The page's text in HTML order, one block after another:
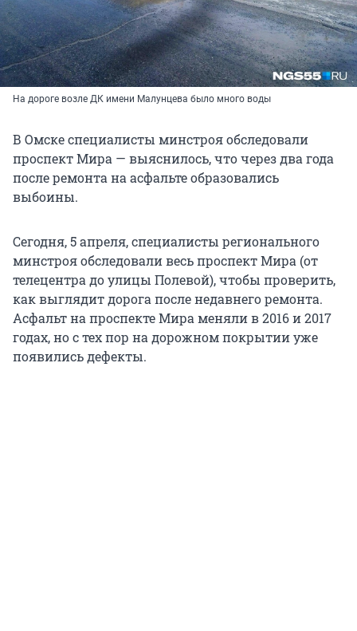
На дороге возле ДК имени Малунцева было много воды
В Омске специалисты минстроя обследовали
проспект Мира — выяснилось, что через два года
после ремонта на асфальте образовались
выбоины.
Сегодня, 5 апреля, специалисты регионального
минстроя обследовали весь проспект Мира (от
телецентра до улицы Полевой), чтобы проверить,
как выглядит дорога после недавнего ремонта.
Асфальт на проспекте Мира меняли в 2016 и 2017
годах, но с тех пор на дорожном покрытии уже
появились дефекты.